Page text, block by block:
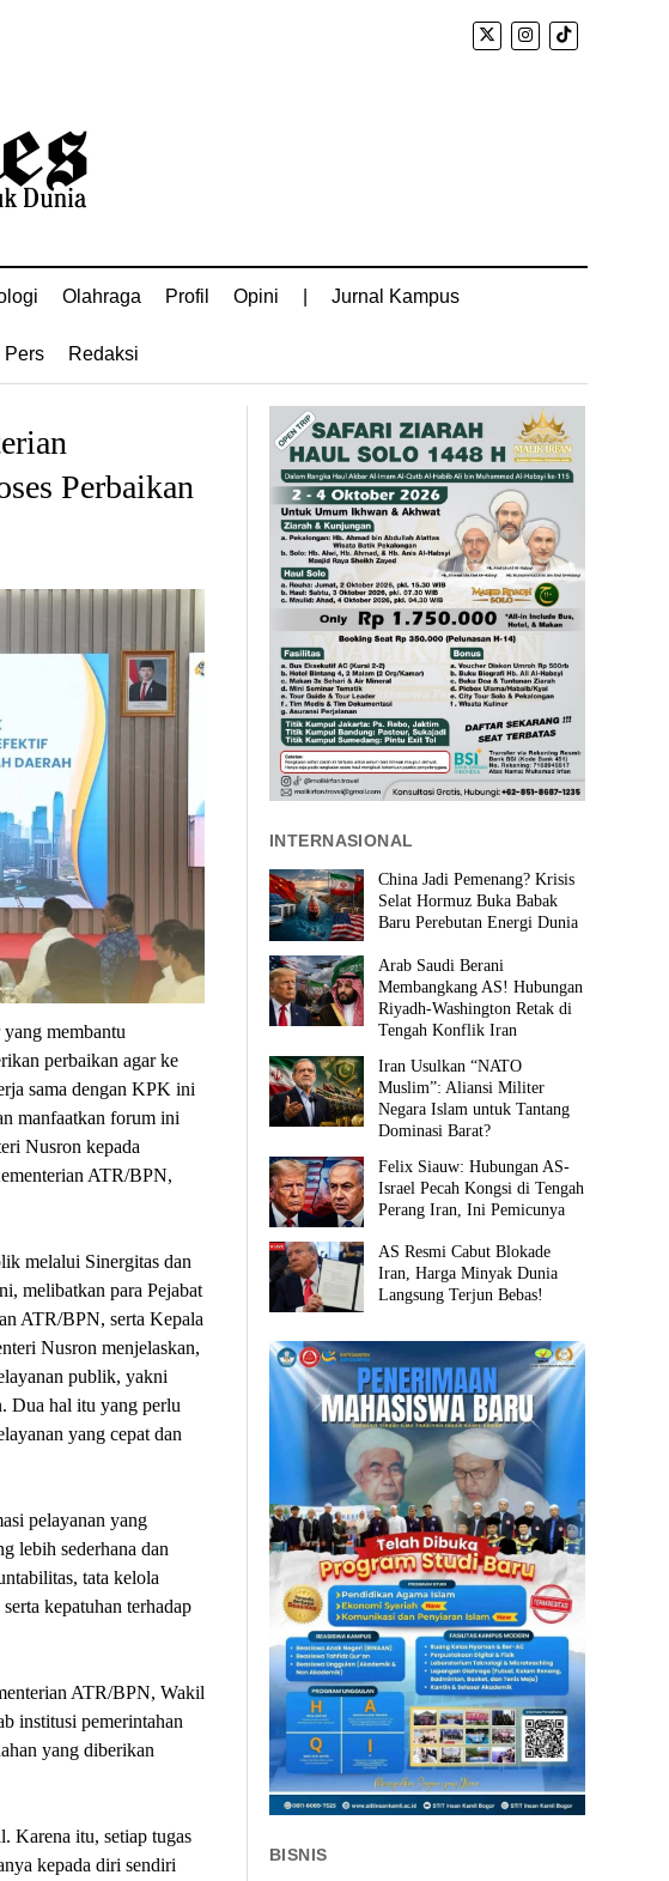
Olahraga Profil Opini Jurnal Kampus
Pers Redaksi
Perbaikan
membantu
perbaikan agar ke
sama dengan KPK ini
manfaatkan forum ini
Nusron kepada
ATR/BPN,
melalui Sinergitas dan
melibatkan para Pejabat
ATR/BPN, serta Kepala
Nusron menjelaskan,
publik, yakni
Dua hal itu yang perlu
yang cepat dan
pelayanan yang
lebih sederhana dan
tata kelola
kepatuhan terhadap
ATR/BPN, Wakil
institusi pemerintahan
yang diberikan
Karena itu, setiap tugas
kepada diri sendiri
INTERNASIONAL
China Jadi Pemenang? Krisis
Selat Hormuz Buka Babak
Baru Perebutan Energi Dunia
Arab Saudi Berani
Membangkang AS! Hubungan
Riyadh-Washington Retak di
Tengah Konflik Iran
Iran Usulkan “NATO
Muslim”: Aliansi Militer
Negara Islam untuk Tantang
Dominasi Barat?
Felix Siauw: Hubungan AS-
Israel Pecah Kongsi di Tengah
Perang Iran, Ini Pemicunya
AS Resmi Cabut Blokade
Iran, Harga Minyak Dunia
Langsung Terjun Bebas!
BISNIS